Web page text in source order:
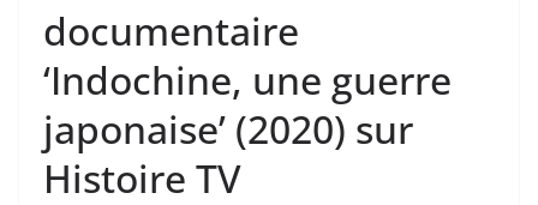
documentaire
‘Indochine, une guerre
japonaise’ (2020) sur
Histoire TV